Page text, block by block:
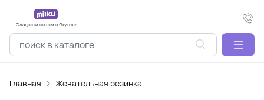
Сладости оптом в Якутске
Главная Жевательная резинка